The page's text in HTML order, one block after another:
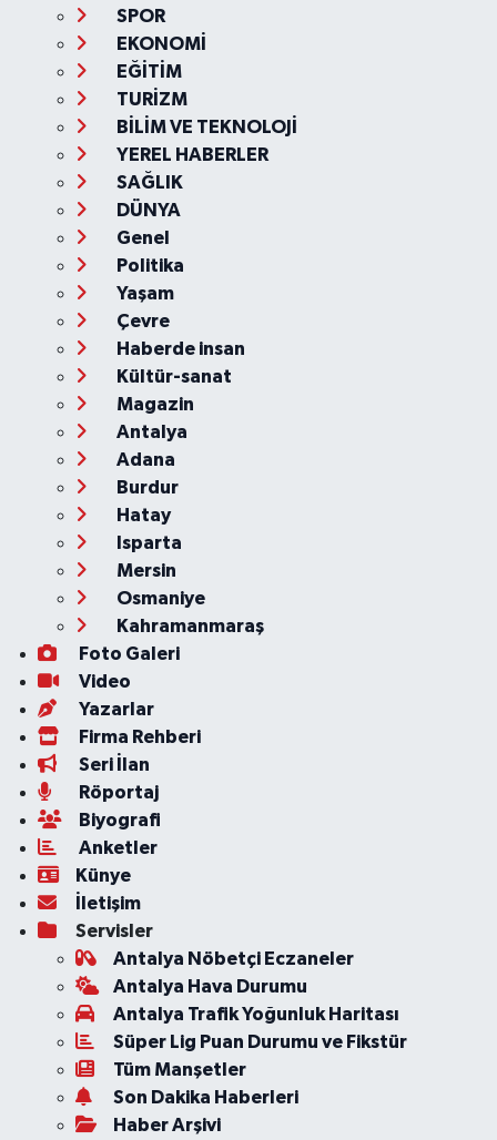
SPOR
EKONOMİ
EĞİTİM
TURİZM
BİLİM VE TEKNOLOJİ
YEREL HABERLER
SAĞLIK
DÜNYA
Genel
Politika
Yaşam
Çevre
Haberde insan
Kültür-sanat
Magazin
Antalya
Adana
Burdur
Hatay
Isparta
Mersin
Osmaniye
Kahramanmaraş
Foto Galeri
Video
Yazarlar
Firma Rehberi
Seri İlan
Röportaj
Biyografi
Anketler
Künye
İletişim
Servisler
Antalya Nöbetçi Eczaneler
Antalya Hava Durumu
Antalya Trafik Yoğunluk Haritası
Süper Lig Puan Durumu ve Fikstür
Tüm Manşetler
Son Dakika Haberleri
Haber Arşivi